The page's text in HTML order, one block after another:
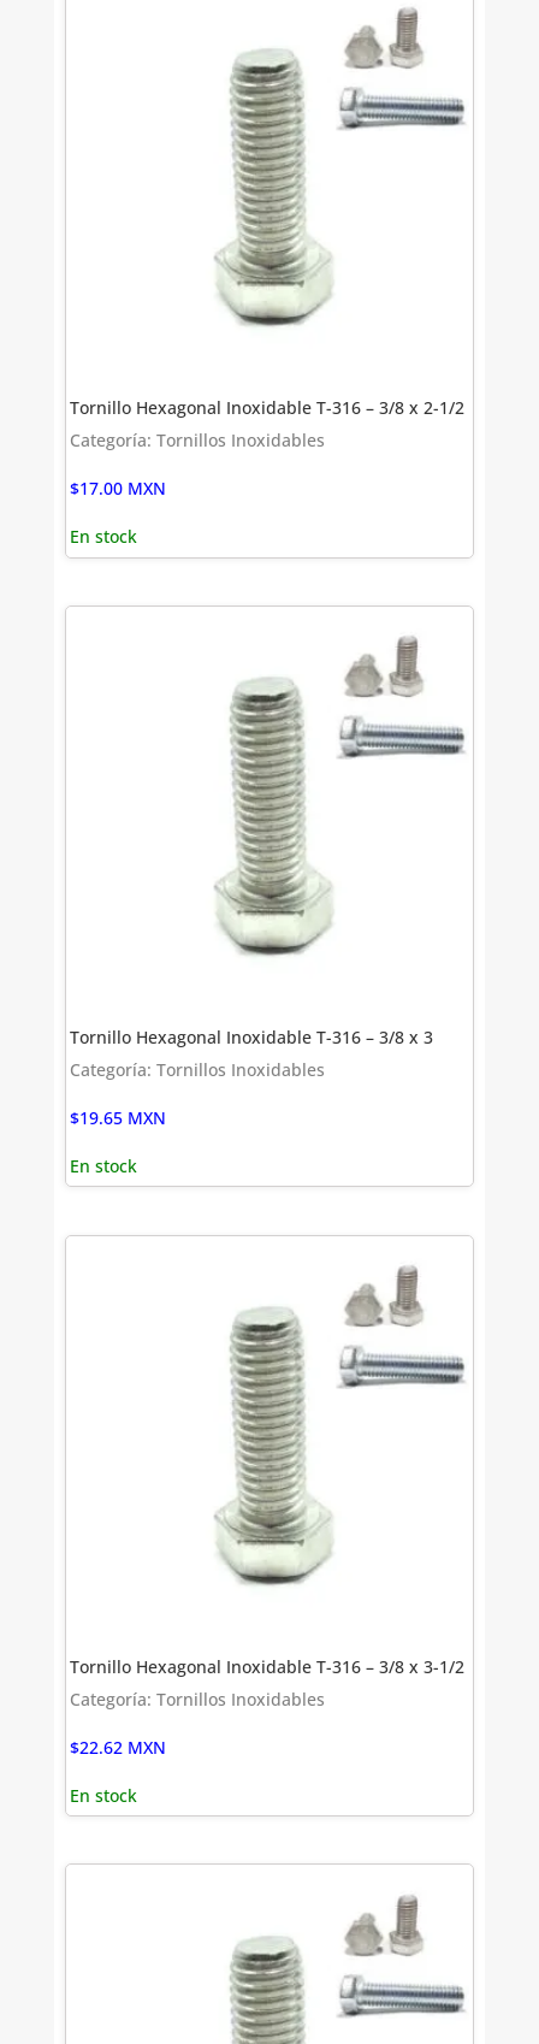
Tornillo Hexagonal Inoxidable T-316 – 3/8 x 2-1/2
Categoría: Tornillos Inoxidables
$17.00 MXN
En stock
Tornillo Hexagonal Inoxidable T-316 – 3/8 x 3
Categoría: Tornillos Inoxidables
$19.65 MXN
En stock
Tornillo Hexagonal Inoxidable T-316 – 3/8 x 3-1/2
Categoría: Tornillos Inoxidables
$22.62 MXN
En stock